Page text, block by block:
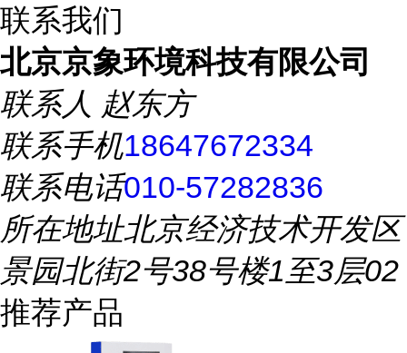
联系我们
北京京象环境科技有限公司
联系人 赵东方
联系手机18647672334
联系电话010-57282836
所在地址北京经济技术开发区
景园北街2号38号楼1至3层02
推荐产品